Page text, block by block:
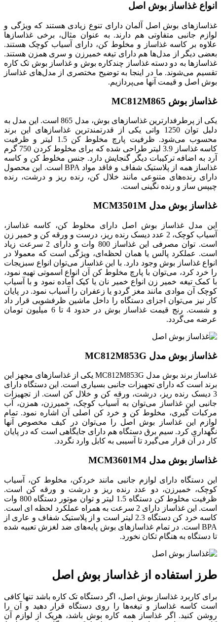
انواع غذاساز بوش اصل
غذاسازهای بوش اصل آلمان دارای تنوع زیادی هستند که ویژگی و
لوازم جانبی متفاوتی هم دارند. به عنوان مثال، برخی غذاسازها
علاوه بر کاسه غذاساز و مخلوط کن، دارای آسیاب کوچک هستند.
بعضی دیگر از مدل‌ها هم دارای تیغه خمیرزن و سری همزن هستند.
غذاسازها به دو دسته غذاساز چندکاره بوش و غذاساز بوش تک کاره
تقسیم می‌شوند. ما در اینجا به توضیح مختصری از مدل‌های غذاساز
بوش اصل و قیمت آنها می‌پردازیم.
غذاساز بوش MC812M865
یکی از پرطرفدارترین غذاسازهای بوش، مدل 865 است. این مدل به
دلیل توان 1250 واتی یکی از قدرتمندترین غذاسازهای این برند
محسوب می‌شود. ظرفیت پارچ مخلوط کن 1.5 لیتر و ظرفیت
کاسه غذاساز 3.9 لیتر طراحی شده که برای مخلوط کردن 750 گرم
آرد به اضافه ترکیبات دیگر گنجایش دارد. جنس مخلوط کن و کاسه
غذاساز همه از پلاستیک شفاف و فاقد مواد BPA است. این محصول
دارای رنده‌های متنوعی مانند خلال کن، رنده ریز و درشت، رنده
چیپس ساز و رنده نگینی است.
غذاساز بوش مدل MCM3501M
این مدل غذاساز بوش اصل دارای مخلوط کن، کاسه غذاساز،
آسیاب کوچک، 2 عدد دیسک رنده ریز، درست و ورقه کن و خمیر زن
است. توان مصرفی این غذاساز 800 وات و دارای 2 سرعت زیاد
است. عملکرد پالس یا همان لحظه‌ای، ویژگی است که معمولا در
انواع غذاساز بوش وجود دارد. با این غذاساز می‌توان انواع سبزیجات
را خرد کرد، می‌توان با پارچ مخلوط کن آن انواع اسموتی تهیه نمود،
با کمک تیغه خمیر زن انواع خمیر نان یا کیک آماده نمود و با آسیاب
کوچک آن موادی مانند مغز گردو یا زعفران را آسیاب نمود. در پایان
کار نیز می‌توان اجزای دستگاه را داخل ماشین ظرفشویی قرار داد
و شست. رنج قیمت غذاساز بوش در حدود 4 تا 6 میلیون تومان
عرضه می‌گردد.
غذاساز بوش مدل MC812M853G
غذاساز برند بوش مدل MC812M853G یکی از غذاسازهای مجهز این
برند است که دارای تجهیزات جانبی بسیاری است. این دستگاه دارای
3 دیسک رنده ریز، درشت، ورقه کن و خلال کن است. از تجهیزات
جانبی این غذاساز می‌توان به آسیاب کوچک، خمیرزن، همزن، آب
مرکبات گیری، مخلوط کن و خرد کن اصلی آن اشاره نمود. تمام
لوازم این غذاساز بوش اصل را می‌توان در کیف مخصوص آنها
نگهداری کرد. سیم برق دستگاه هم دارای جایگاهی است که در پایان
کار در آن قرار می‌گیرد تا آسیبی به کابل وارد نگردد.
غذاساز بوش مدل MCM3601M4
این دستگاه دارای لوازم جانبی مانند خردکن، مخلوط کن، آسیاب
کوچک، خمیرزن، دو عدد رنده ریز و درشت و ورقه کن است.
ظرفیت مخلوط کن دستگاه 1.5 لیتر و توان موتور دستگاه 800 وات
است. این غذاساز دارای 2 سرعت به همراه عملکرد لحظه ای است.
کاسه خرد کن دستگاه 2.3 لیتر است و از پلاستیک شفاف و عاری از
BPA است. در تمام غذاسازهای بوش پایه‌های ضد لغزش تعبیه شده
تا دستگاه به هنگام تکان نخورد.
طرز استفاده از غذاساز بوش اصل
برای کاربرد غذاساز بوش اصل، اگر دستگاه تک کاره باشد تنها کافی
است کاسه غذاساز و تیغه‌ها را روی دستگاه قرار دهید و آن را
روشن کنید. اگر غذاساز همه کاره بوش باشد، هریک از لوازم آن